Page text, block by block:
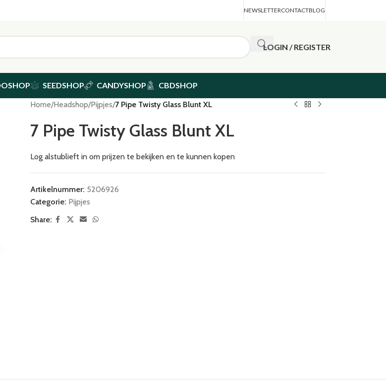
NEWSLETTERCONTACTBLOG
LOGIN / REGISTER
SEEDSHOP CANDYSHOP CBDSHOP
Home/Headshop/Pijpjes/7 Pipe Twisty Glass Blunt XL
7 Pipe Twisty Glass Blunt XL
Log alstublieft in om prijzen te bekijken en te kunnen kopen
Artikelnummer: 5206926
Categorie: Pijpjes
Share: